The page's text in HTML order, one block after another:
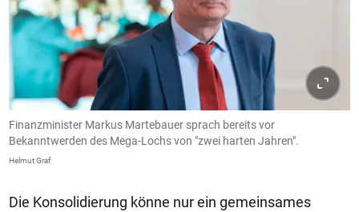
Finanzminister Markus Martebauer sprach bereits vor
Bekanntwerden des Mega-Lochs von "zwei harten Jahren".
Helmut Graf
Die Konsolidierung könne nur ein gemeinsames